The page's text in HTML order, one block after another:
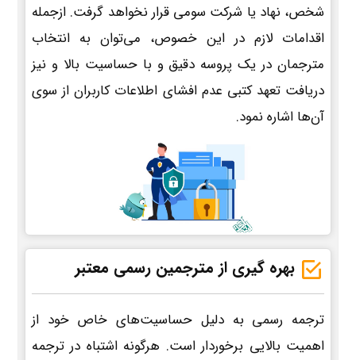
شخص، نهاد یا شرکت سومی قرار نخواهد گرفت. ازجمله
اقدامات لازم در این خصوص، می‌توان به انتخاب
مترجمان در یک پروسه دقیق و با حساسیت بالا و نیز
دریافت تعهد کتبی عدم افشای اطلاعات کاربران از سوی
آن‌ها اشاره نمود.
بهره گیری از مترجمین رسمی معتبر
ترجمه رسمی به دلیل حساسیت‌های خاص خود از
اهمیت بالایی برخوردار است. هرگونه اشتباه در ترجمه